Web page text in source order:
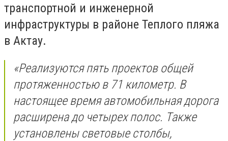
транспортной и инженерной
инфраструктуры в районе Теплого пляжа
в Актау.
«Реализуются пять проектов общей
протяженностью в 71 километр. В
настоящее время автомобильная дорога
расширена до четырех полос. Также
установлены световые столбы,